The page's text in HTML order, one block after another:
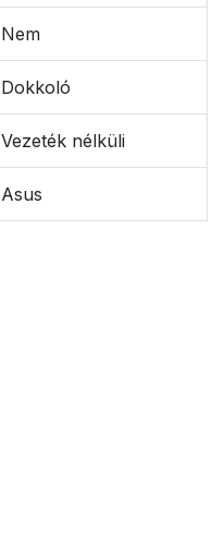
Nem
Dokkoló
Vezeték nélküli
Asus